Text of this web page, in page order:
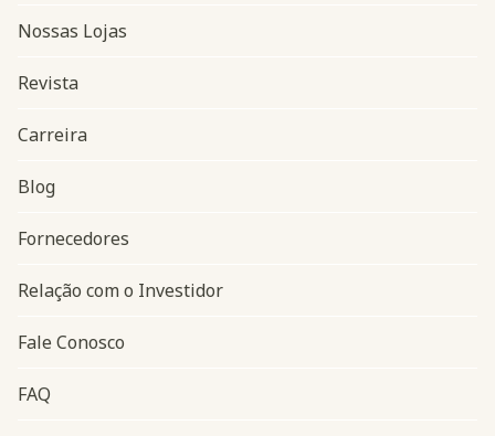
Navegação do rodapé
Nossas Lojas
Revista
Carreira
Blog
Fornecedores
Relação com o Investidor
Fale Conosco
FAQ